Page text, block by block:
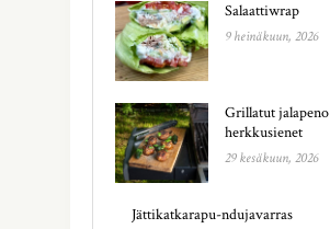
Salaattiwrap
9 heinäkuun, 2026
Grillatut jalapeno
herkkusienet
29 kesäkuun, 2026
Jättikatkarapu-ndujavarras